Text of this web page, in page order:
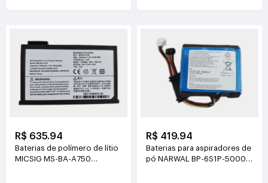
R$ 635.94
Baterias de polímero de lítio
MICSIG MS-BA-A750
R$ 419.94
Baterias para aspiradores de
pó NARWAL BP-6S1P-5000A